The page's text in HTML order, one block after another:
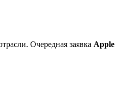
Очередная заявка Apple